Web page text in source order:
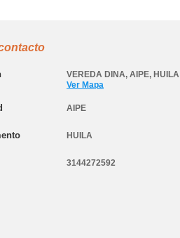
VEREDA DINA, AIPE, HUILA
Ver Mapa
AIPE
HUILA
3144272592